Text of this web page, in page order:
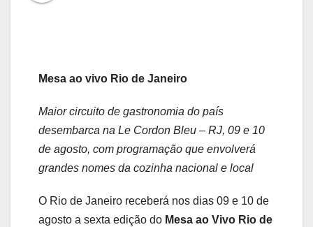
Mesa ao vivo Rio de Janeiro
Maior circuito de gastronomia do país
desembarca na Le Cordon Bleu – RJ, 09 e 10
de agosto, com programação que envolverá
grandes nomes da cozinha nacional e local
O Rio de Janeiro receberá nos dias 09 e 10 de
agosto a sexta edição do Mesa ao Vivo Rio de